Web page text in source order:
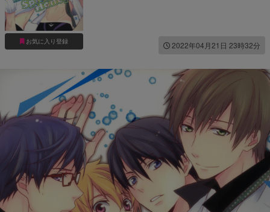
お気に入り登録 2022年04月21日 23時32分